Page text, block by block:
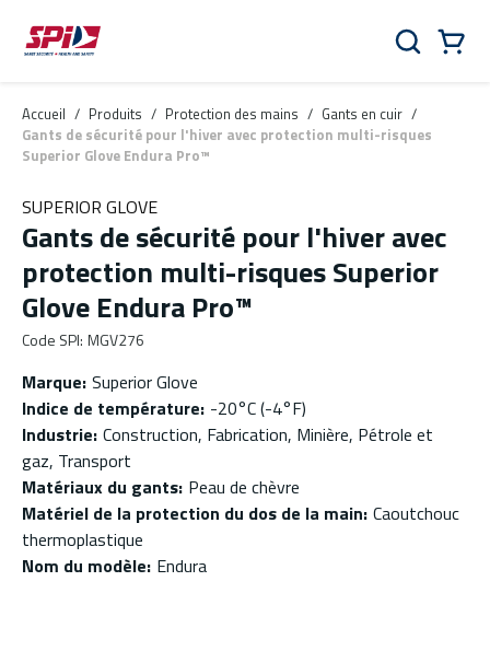
Aller au contenu principal
Skip to menu
Skip to footer
Rechercher
Accueil / Produits / Protection des mains / Gants en cuir /
Gants de sécurité pour l'hiver avec protection multi-risques
Superior Glove Endura Pro™
SUPERIOR GLOVE
Gants de sécurité pour l'hiver avec
protection multi-risques Superior
Glove Endura Pro™
Code SPI: MGV276
Marque: Superior Glove
Indice de température: -20°C (-4°F)
Industrie: Construction, Fabrication, Minière, Pétrole et
gaz, Transport
Matériaux du gants: Peau de chèvre
Matériel de la protection du dos de la main: Caoutchouc
thermoplastique
Nom du modèle: Endura